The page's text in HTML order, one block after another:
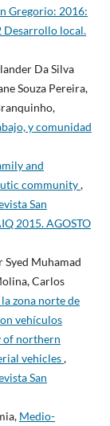
Gregorio: 2016:
Desarrollo local.
Da Silva
Souza Pereira,
y comunidad
and
community,
San
2015. AGOSTO
Syed Muhamad
Carlos
zona norte de
vehículos
of northern
vehicles,
San
Medio-